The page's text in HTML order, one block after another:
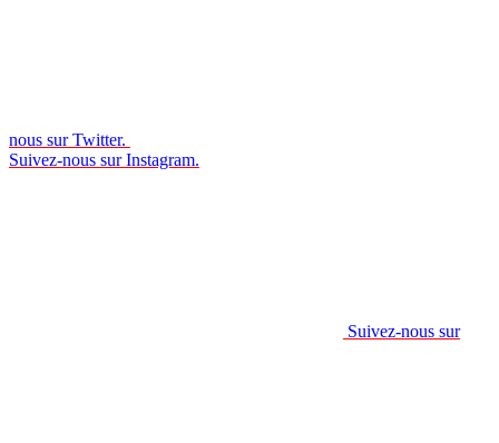
nous sur Twitter.
Suivez-nous sur Instagram.
Suivez-nous sur